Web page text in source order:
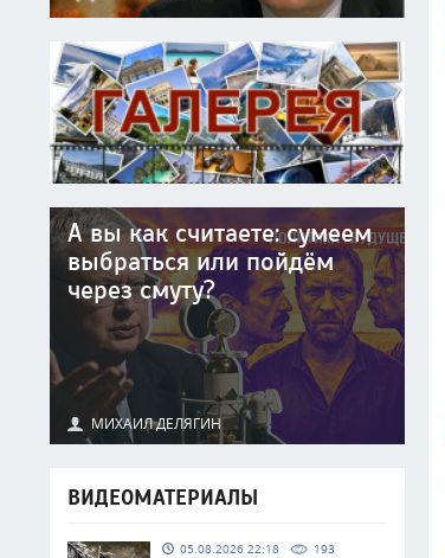
А вы как считаете: сумеем
выбраться или пойдём
через смуту?
МИХАИЛ ДЕЛЯГИН
ВИДЕОМАТЕРИАЛЫ
05.08.2026 22:18 193